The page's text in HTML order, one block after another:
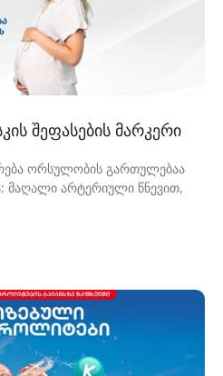
შეფასების მარკერი
ორსულობის გართულებაა
მაღალი არტერიული წნევით,